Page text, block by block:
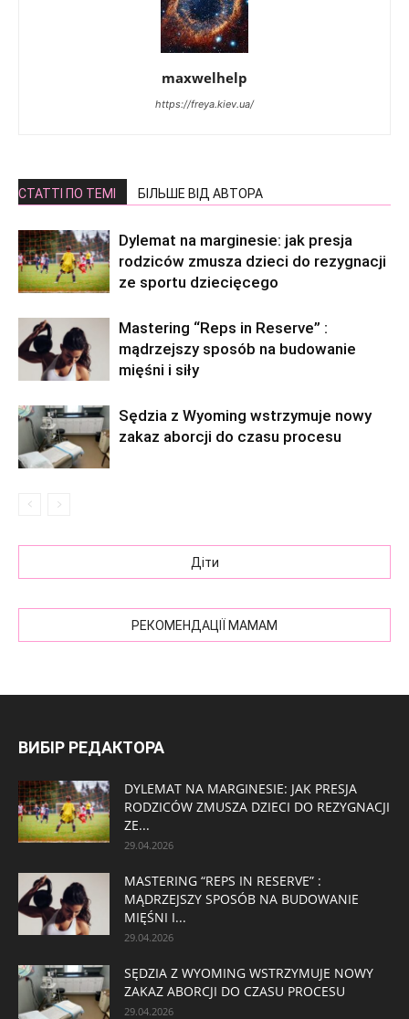
maxwelhelp
https://freya.kiev.ua/
СТАТТІ ПО ТЕМІ БІЛЬШЕ ВІД АВТОРА
Dylemat na marginesie: jak presja
rodziców zmusza dzieci do rezygnacji
ze sportu dziecięcego
Mastering “Reps in Reserve” :
mądrzejszy sposób na budowanie
mięśni i siły
Sędzia z Wyoming wstrzymuje nowy
zakaz aborcji do czasu procesu
Діти
РЕКОМЕНДАЦІЇ МАМАМ
ВИБІР РЕДАКТОРА
DYLEMAT NA MARGINESIE: JAK PRESJA
RODZICÓW ZMUSZA DZIECI DO REZYGNACJI
ZE...
29.04.2026
MASTERING “REPS IN RESERVE” :
MĄDRZEJSZY SPOSÓB NA BUDOWANIE
MIĘŚNI I...
29.04.2026
SĘDZIA Z WYOMING WSTRZYMUJE NOWY
ZAKAZ ABORCJI DO CZASU PROCESU
29.04.2026